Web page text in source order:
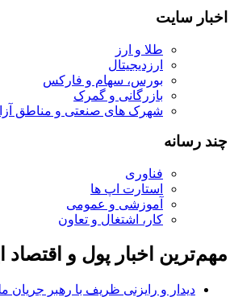
اخبار سایت
طلا و ارز
ارزدیجیتال
بورس، سهام و فارکس
بازرگانی و گمرک
شهرک های صنعتی و مناطق
چند رسانه
فناوری
استارت اپ ها
آموزشی و عمومی
کار، اشتغال و تعاون
مهم‌ترین اخبار پول و اقتصاد
دیدار و رایزنی ظریف با رهبر جریان